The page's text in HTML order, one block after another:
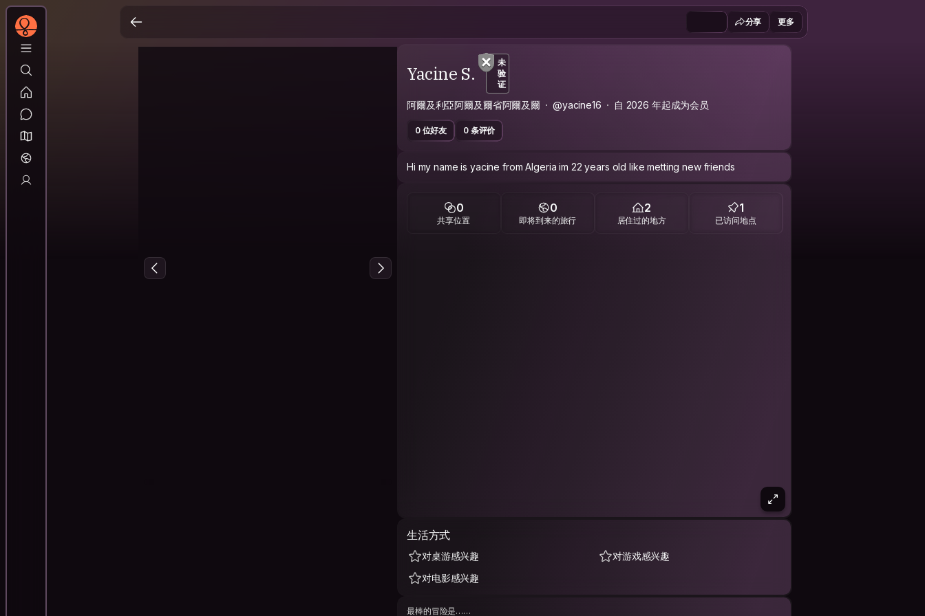
分享 更多
Yacine S.
未
验
证
阿爾及利亞阿爾及爾省阿爾及爾 @yacine16 自 2026 年起成为会员
0 位好友 0 条评价
Hi my name is yacine from Algeria im 22 years old like metting new friends
0
共享位置
0
即将到来的旅行
2
居住过的地方
1
已访问地点
生活方式
对桌游感兴趣
对游戏感兴趣
对电影感兴趣
最棒的冒险是……